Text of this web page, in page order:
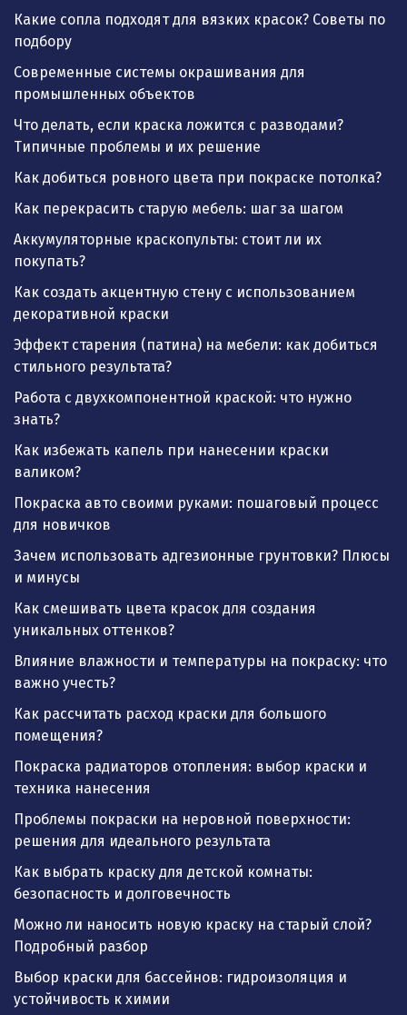
Какие сопла подходят для вязких красок? Советы по
подбору
Современные системы окрашивания для
промышленных объектов
Что делать, если краска ложится с разводами?
Типичные проблемы и их решение
Как добиться ровного цвета при покраске потолка?
Как перекрасить старую мебель: шаг за шагом
Аккумуляторные краскопульты: стоит ли их
покупать?
Как создать акцентную стену с использованием
декоративной краски
Эффект старения (патина) на мебели: как добиться
стильного результата?
Работа с двухкомпонентной краской: что нужно
знать?
Как избежать капель при нанесении краски
валиком?
Покраска авто своими руками: пошаговый процесс
для новичков
Зачем использовать адгезионные грунтовки? Плюсы
и минусы
Как смешивать цвета красок для создания
уникальных оттенков?
Влияние влажности и температуры на покраску: что
важно учесть?
Как рассчитать расход краски для большого
помещения?
Покраска радиаторов отопления: выбор краски и
техника нанесения
Проблемы покраски на неровной поверхности:
решения для идеального результата
Как выбрать краску для детской комнаты:
безопасность и долговечность
Можно ли наносить новую краску на старый слой?
Подробный разбор
Выбор краски для бассейнов: гидроизоляция и
устойчивость к химии